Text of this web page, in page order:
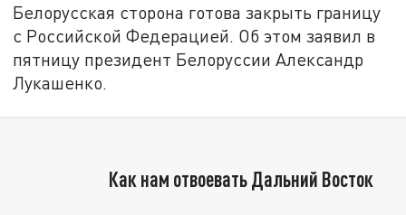
Белорусская сторона готова закрыть границу
с Российской Федерацией. Об этом заявил в
пятницу президент Белоруссии Александр
Лукашенко.
Как нам отвоевать Дальний Восток